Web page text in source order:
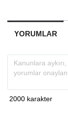
YORUMLAR